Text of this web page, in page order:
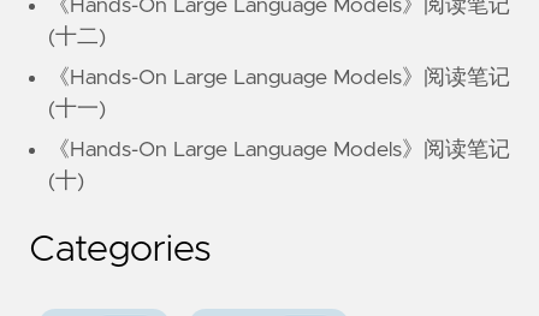
《Hands-On Large Language Models》阅读笔记
(十二)
《Hands-On Large Language Models》阅读笔记
(十一)
《Hands-On Large Language Models》阅读笔记
(十)
Categories